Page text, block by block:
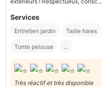
Services
Entretien jardin Taille haies
Tonte pelouse ...
Très réactif et très disponible